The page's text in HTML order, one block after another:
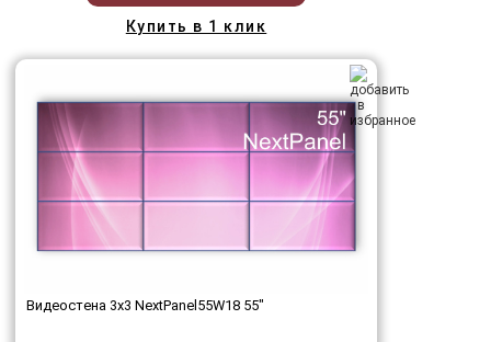
Купить в 1 клик
Видеостена 3x3 NextPanel55W18 55"